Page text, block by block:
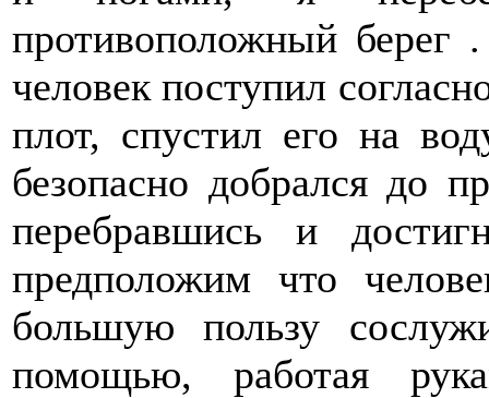
противоположный берег
человек поступил
плот, спустил его на
безопасно добрался до
перебравшись и
предположим что
большую пользу
помощью, работая